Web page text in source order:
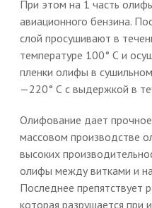
При этом на 1 часть
авиационного бензина.
слой просушивают в
температуре 100° С и
пленки олифы в
—220° С с выдержкой в
Олифование дает
массовом производстве
высоких
олифы между витками и
Последнее препятствует
которая разрушается при